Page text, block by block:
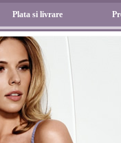
Plata si livrare